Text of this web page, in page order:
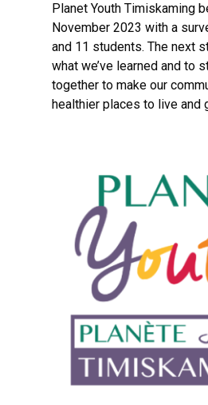
Planet Youth Timiskaming
November 2023 with a
and 11 students. The next
what we’ve learned and to
together to make our
healthier places to live and